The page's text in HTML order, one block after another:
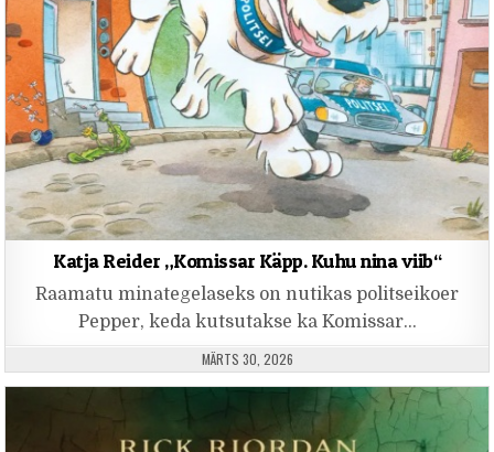
Katja Reider „Komissar Käpp. Kuhu nina viib“
Raamatu minategelaseks on nutikas politseikoer
Pepper, keda kutsutakse ka Komissar…
PUBLISHED DATE:
MÄRTS 30, 2026